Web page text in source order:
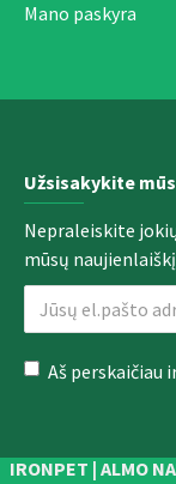
Mano paskyra
Užsisakykite
Nepraleiskite
mūsų
Aš perskaičiau
IRONPET | ALMO